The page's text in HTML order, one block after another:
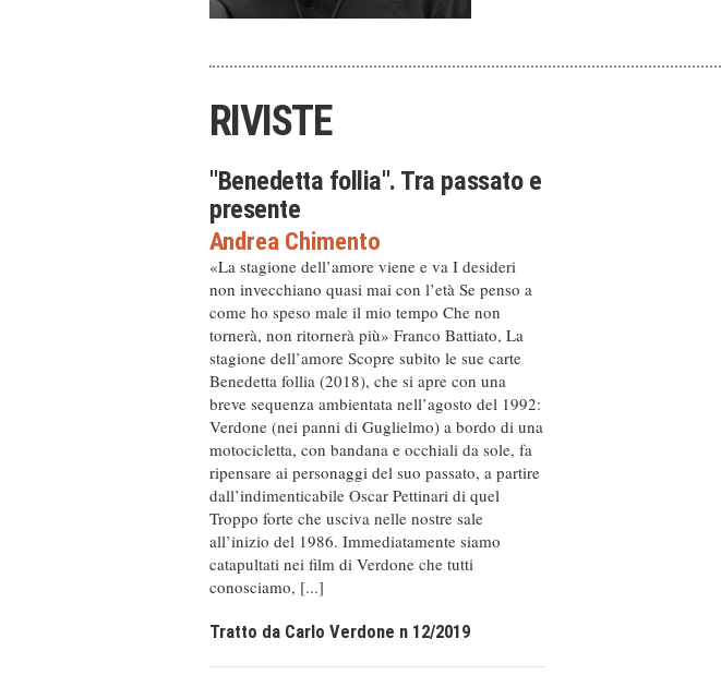
RIVISTE
"Benedetta follia". Tra passato e
presente
Andrea Chimento
«La stagione dell’amore viene e va I desideri
non invecchiano quasi mai con l’età Se penso a
come ho speso male il mio tempo Che non
tornerà, non ritornerà più» Franco Battiato, La
stagione dell’amore Scopre subito le sue carte
Benedetta follia (2018), che si apre con una
breve sequenza ambientata nell’agosto del 1992:
Verdone (nei panni di Guglielmo) a bordo di una
motocicletta, con bandana e occhiali da sole, fa
ripensare ai personaggi del suo passato, a partire
dall’indimenticabile Oscar Pettinari di quel
Troppo forte che usciva nelle nostre sale
all’inizio del 1986. Immediatamente siamo
catapultati nei film di Verdone che tutti
conosciamo, [...]
Tratto da Carlo Verdone n 12/2019